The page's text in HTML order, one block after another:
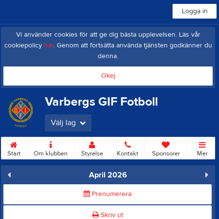
Logga in
Vi använder cookies för att ge dig bästa upplevelsen. Läs vår
cookiepolicy här. Genom att fortsätta använda tjänsten godkänner du
denna.
Okej
Varbergs GIF Fotboll
Välj lag
Start Om klubben Styrelse Kontakt Sponsorer Mer
April 2026
Prenumerera
Skriv ut